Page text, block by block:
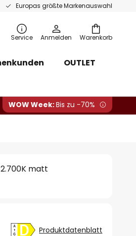
Europas größte Markenauswahl
Warenkorb
Service Anmelden
OUTLET
WOW Week:Bis zu -70%
2.700K matt
Produktdatenblatt